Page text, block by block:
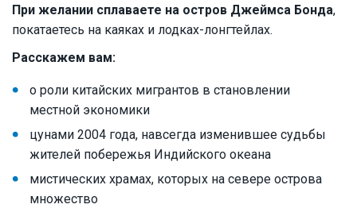
При желании сплаваете на остров Джеймса Бонда,
покатаетесь на каяках и лодках-лонгтейлах.
Расскажем вам:
о роли китайских мигрантов в становлении
местной экономики
цунами 2004 года, навсегда изменившее судьбы
жителей побережья Индийского океана
мистических храмах, которых на севере острова
множество